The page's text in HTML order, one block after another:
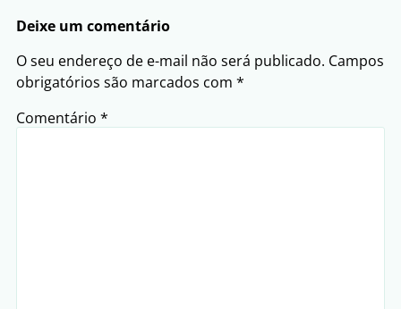
Deixe um comentário
O seu endereço de e-mail não será publicado. Campos
obrigatórios são marcados com *
Comentário *